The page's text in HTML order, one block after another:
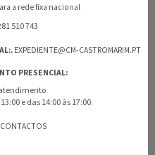
a rede fixa nacional
510 743
EXPEDIENTE@CM-CASTROMARIM.PT
PRESENCIAL:
e das 14:00 às 17:00.